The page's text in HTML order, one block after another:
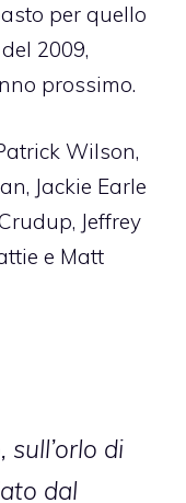
per quello
2009,
prossimo.
Wilson,
Jackie Earle
Jeffrey
e Matt
di
dal